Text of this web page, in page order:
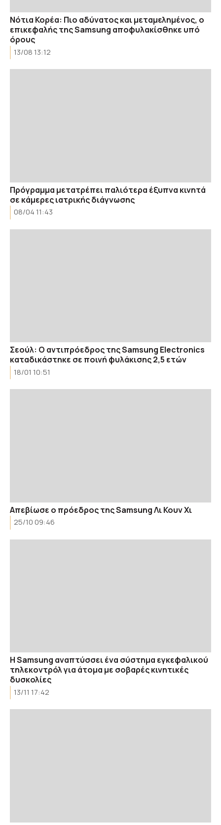
Νότια Κορέα: Πιο αδύνατος και μεταμελημένος, ο
επικεφαλής της Samsung αποφυλακίσθηκε υπό
όρους
13/08 13:12
Πρόγραμμα μετατρέπει παλιότερα έξυπνα κινητά
σε κάμερες ιατρικής διάγνωσης
08/04 11:43
Σεούλ: Ο αντιπρόεδρος της Samsung Electronics
καταδικάστηκε σε ποινή φυλάκισης 2,5 ετών
18/01 10:51
Aπεβίωσε ο πρόεδρος της Samsung Λι Κουν Χι
25/10 09:46
Η Samsung αναπτύσσει ένα σύστημα εγκεφαλικού
τηλεκοντρόλ για άτομα με σοβαρές κινητικές
δυσκολίες
13/11 17:42